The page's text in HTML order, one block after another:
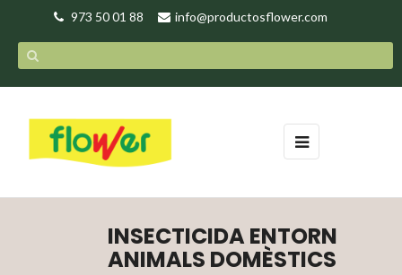
973 50 01 88 info@productosflower.com
Toggle
navigation
☰
INSECTICIDA ENTORN
ANIMALS DOMÈSTICS